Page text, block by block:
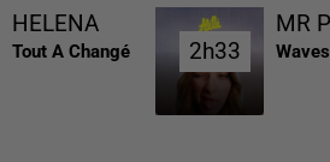
HELENA
Tout A Changé 2h33
2h33
MR
Waves